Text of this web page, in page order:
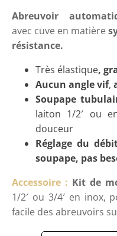
Abreuvoir
avec cuve en matière
résistance.
Très élastique,
Aucun angle vif,
Soupape
laiton 1/2′ ou
douceur
Réglage du
soupape, pas
Accessoire : Kit de
1/2′ ou 3/4′ en inox,
facile des abreuvoirs